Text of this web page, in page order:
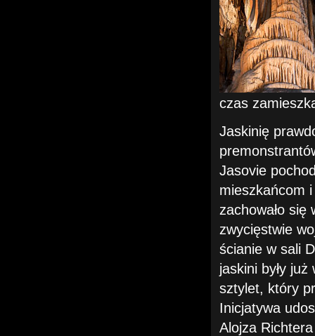
czas
Jaskinię
Jasovie
mieszkańcom
zachowało
zwycięstwie
ścianie w sali
jaskini były
sztylet, który
Inicjatywa
Alojza